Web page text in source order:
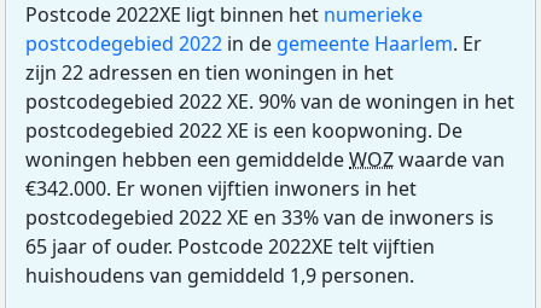
Postcode 2022XE ligt binnen het numerieke
postcodegebied 2022 in de gemeente Haarlem. Er
zijn 22 adressen en tien woningen in het
postcodegebied 2022 XE. 90% van de woningen in het
postcodegebied 2022 XE is een koopwoning. De
woningen hebben een gemiddeldeWOZwaarde van
€342.000. Er wonen vijftien inwoners in het
postcodegebied 2022 XE en 33% van de inwoners is
65 jaar of ouder. Postcode 2022XE telt vijftien
huishoudens van gemiddeld 1,9 personen.